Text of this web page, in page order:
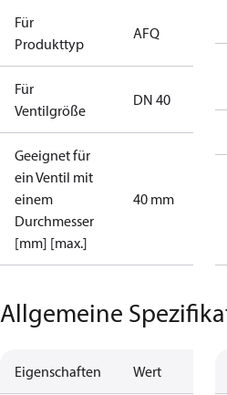
Für
Produkttyp
AFQ
Für
Ventilgröße
DN 40
Geeignet für
ein Ventil mit
einem
Durchmesser
[mm] [max.]
40 mm
Allgemeine
Eigenschaften Wert